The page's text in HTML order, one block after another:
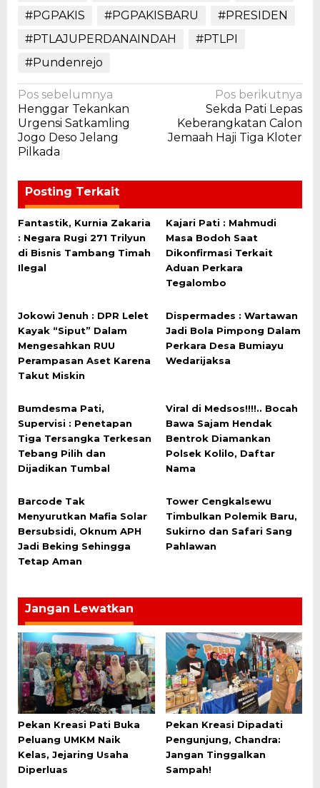
#PGPAKIS
#PGPAKISBARU
#PRESIDEN
#PTLAJUPERDANAINDAH
#PTLPI
#Pundenrejo
Navigasi
pos
Pos sebelumnya
Henggar Tekankan
Urgensi Satkamling
Jogo Deso Jelang
Pilkada
Pos berikutnya
Sekda Pati Lepas
Keberangkatan Calon
Jemaah Haji Tiga Kloter
Posting Terkait
Fantastik, Kurnia Zakaria
: Negara Rugi 271 Trilyun
di Bisnis Tambang Timah
Ilegal
Kajari Pati : Mahmudi
Masa Bodoh Saat
Dikonfirmasi Terkait
Aduan Perkara
Tegalombo
Jokowi Jenuh : DPR Lelet
Kayak “Siput” Dalam
Mengesahkan RUU
Perampasan Aset Karena
Takut Miskin
Dispermades : Wartawan
Jadi Bola Pimpong Dalam
Perkara Desa Bumiayu
Wedarijaksa
Bumdesma Pati,
Supervisi : Penetapan
Tiga Tersangka Terkesan
Tebang Pilih dan
Dijadikan Tumbal
Viral di Medsos!!!!.. Bocah
Bawa Sajam Hendak
Bentrok Diamankan
Polsek Kolilo, Daftar
Nama
Barcode Tak
Menyurutkan Mafia Solar
Bersubsidi, Oknum APH
Jadi Beking Sehingga
Tetap Aman
Tower Cengkalsewu
Timbulkan Polemik Baru,
Sukirno dan Safari Sang
Pahlawan
Jangan Lewatkan
Pekan Kreasi Pati Buka
Peluang UMKM Naik
Kelas, Jejaring Usaha
Diperluas
Pekan Kreasi Dipadati
Pengunjung, Chandra:
Jangan Tinggalkan
Sampah!